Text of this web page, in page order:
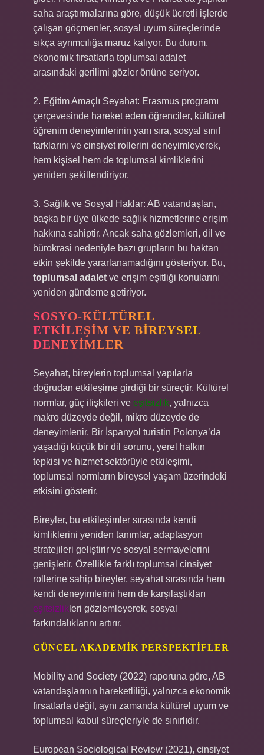
saha araştırmalarına göre, düşük ücretli işlerde
çalışan göçmenler, sosyal uyum süreçlerinde
sıkça ayrımcılığa maruz kalıyor. Bu durum,
ekonomik fırsatlarla toplumsal adalet
arasındaki gerilimi gözler önüne seriyor.
2. Eğitim Amaçlı Seyahat: Erasmus programı
çerçevesinde hareket eden öğrenciler, kültürel
öğrenim deneyimlerinin yanı sıra, sosyal sınıf
farklarını ve cinsiyet rollerini deneyimleyerek,
hem kişisel hem de toplumsal kimliklerini
yeniden şekillendiriyor.
3. Sağlık ve Sosyal Haklar: AB vatandaşları,
başka bir üye ülkede sağlık hizmetlerine erişim
hakkına sahiptir. Ancak saha gözlemleri, dil ve
bürokrasi nedeniyle bazı grupların bu haktan
etkin şekilde yararlanamadığını gösteriyor. Bu,
toplumsal adalet ve erişim eşitliği konularını
yeniden gündeme getiriyor.
SOSYO-KÜLTÜREL
ETKILEŞIM VE BIREYSEL
DENEYIMLER
Seyahat, bireylerin toplumsal yapılarla
doğrudan etkileşime girdiği bir süreçtir. Kültürel
normlar, güç ilişkileri ve eşitsizlik, yalnızca
makro düzeyde değil, mikro düzeyde de
deneyimlenir. Bir İspanyol turistin Polonya’da
yaşadığı küçük bir dil sorunu, yerel halkın
tepkisi ve hizmet sektörüyle etkileşimi,
toplumsal normların bireysel yaşam üzerindeki
etkisini gösterir.
Bireyler, bu etkileşimler sırasında kendi
kimliklerini yeniden tanımlar, adaptasyon
stratejileri geliştirir ve sosyal sermayelerini
genişletir. Özellikle farklı toplumsal cinsiyet
rollerine sahip bireyler, seyahat sırasında hem
kendi deneyimlerini hem de karşılaştıkları
eşitsizlik leri gözlemleyerek, sosyal
farkındalıklarını artırır.
GÜNCEL AKADEMIK PERSPEKTIFLER
Mobility and Society (2022) raporuna göre, AB
vatandaşlarının hareketliliği, yalnızca ekonomik
fırsatlarla değil, aynı zamanda kültürel uyum ve
toplumsal kabul süreçleriyle de sınırlıdır.
European Sociological Review (2021), cinsiyet